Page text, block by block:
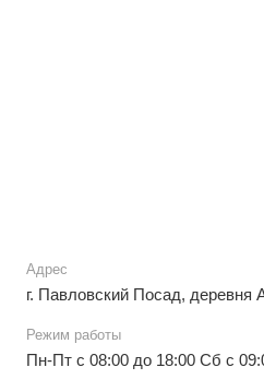
Адрес
г. Павловский Посад, деревня
Режим работы
Пн-Пт с 08:00 до 18:00 Сб с